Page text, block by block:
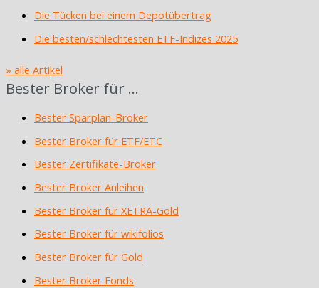
Die Tücken bei einem Depotübertrag
Die besten/schlechtesten ETF-Indizes 2025
» alle Artikel
Bester Broker für …
Bester Sparplan-Broker
Bester Broker für ETF/ETC
Bester Zertifikate-Broker
Bester Broker Anleihen
Bester Broker für XETRA-Gold
Bester Broker für wikifolios
Bester Broker für Gold
Bester Broker Fonds